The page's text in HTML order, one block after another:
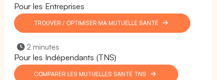
Pour les Entreprises
TROUVER / OPTIMISER MA MUTUELLE SANTÉ
2 minutes
Pour les Indépendants (TNS)
COMPARER LES MUTUELLES SANTÉ TNS